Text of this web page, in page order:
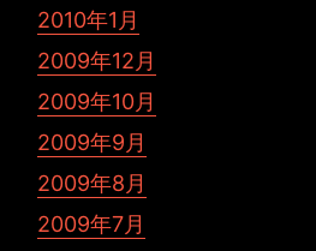
2010年1月
2009年12月
2009年10月
2009年9月
2009年8月
2009年7月